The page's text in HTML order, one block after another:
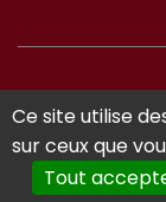
S’INSCRIRE
À LA
Ce site utilise
sur ceux que
Tout